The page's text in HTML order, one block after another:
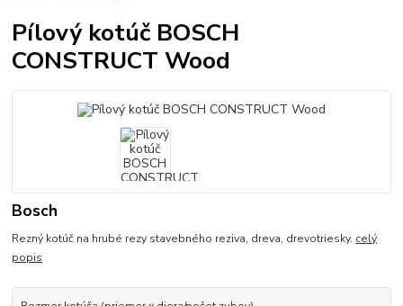
Pílový kotúč BOSCH
CONSTRUCT Wood
Bosch
Rezný kotúč na hrubé rezy stavebného reziva, dreva, drevotriesky. celý
popis